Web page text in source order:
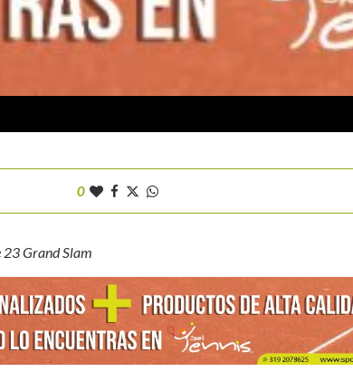
0
23 Grand Slam